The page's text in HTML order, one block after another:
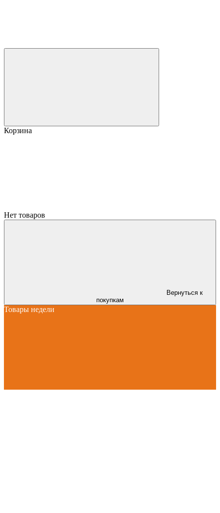
Корзина
Нет товаров
Вернуться к
покупкам
Товары недели